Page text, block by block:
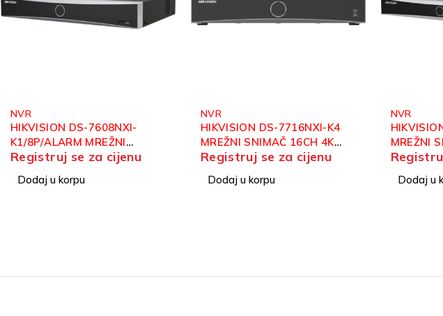
NVR
HIKVISION DS-7716NXI-K4
MREŽNI SNIMAČ 16CH 4K
ACUSENSE
Registruj se za cijenu
Dodaj u korpu
NVR
HIKVISION DS-7608NXI-I2/S
MREŽNI SNIMAČ 8CH 12MP
ACUSENSE
Registruj se za cijenu
Dodaj u korpu
NVR
MREŽNI
Dodaj u